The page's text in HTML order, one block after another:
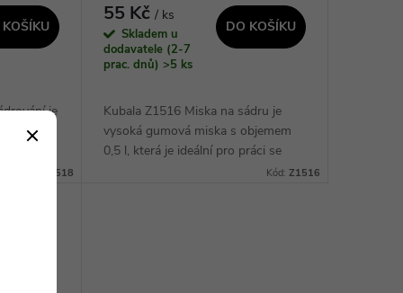
je
kdo se
je vysoceZ1518
55 Kč / ks
Skladem u
dodavatele (2-7
prac. dnů) >5 ks
DO KOŠÍKU
Kubala Z1516 Miska na sádru je
vysoká gumová miska s objemem
0,5 l, která je ideální pro práci se
Kód: Z1516